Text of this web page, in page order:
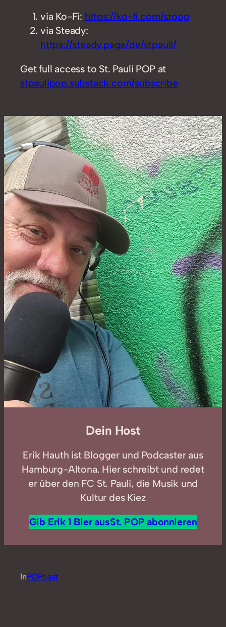
via Ko-Fi: https://ko-fi.com/stpop
via Steady:
https://steady.page/de/stpauli/
Get full access to St. Pauli POP at
stpaulipop.substack.com/subscribe
Dein Host
Erik Hauth ist Blogger und Podcaster aus
Hamburg-Altona. Hier schreibt und redet
er über den FC St. Pauli, die Musik und
Kultur des Kiez
Gib Erik 1 Bier ausSt. POP abonnieren
InPOPcast